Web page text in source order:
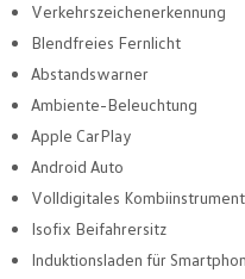
Verkehrszeichenerkennung
Blendfreies Fernlicht
Abstandswarner
Ambiente-Beleuchtung
Apple CarPlay
Android Auto
Volldigitales Kombiinstrument
Isofix Beifahrersitz
Induktionsladen für